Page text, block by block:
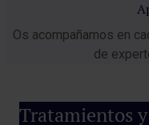
Os acompañamos en
de
Tratamientos